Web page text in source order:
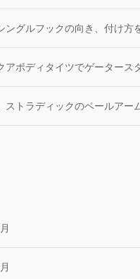
ングルフックの向き、付け方
アボディタイツでゲータース
ストラディックのベールアー